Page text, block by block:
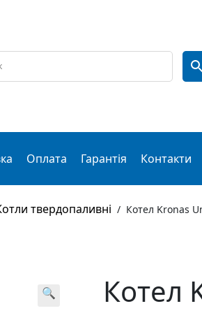
Оплата Гарантія Контакти
твердопаливні / Котел Kronas
🔍 Котел